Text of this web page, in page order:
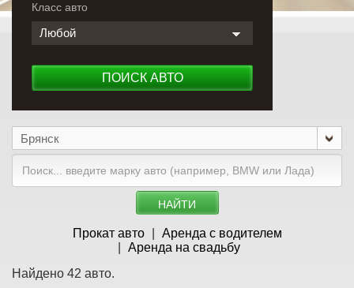
Класс авто
Любой
ПОИСК АВТО
Брянск
НАЙТИ
Прокат авто
Аренда с водителем
Аренда на свадьбу
Найдено 42 авто.